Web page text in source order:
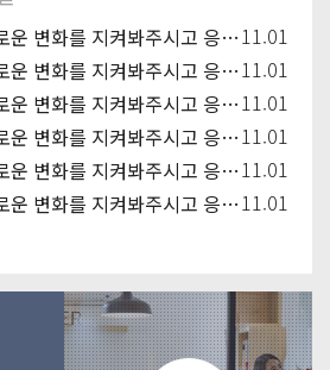
전북대학교의 새로운 변화를 지켜봐주시고 응원해주시기 바랍니다.11.01
전북대학교의 새로운 변화를 지켜봐주시고 응원해주시기 바랍니다.11.01
전북대학교의 새로운 변화를 지켜봐주시고 응원해주시기 바랍니다.11.01
전북대학교의 새로운 변화를 지켜봐주시고 응원해주시기 바랍니다.11.01
전북대학교의 새로운 변화를 지켜봐주시고 응원해주시기 바랍니다.11.01
전북대학교의 새로운 변화를 지켜봐주시고 응원해주시기 바랍니다.11.01